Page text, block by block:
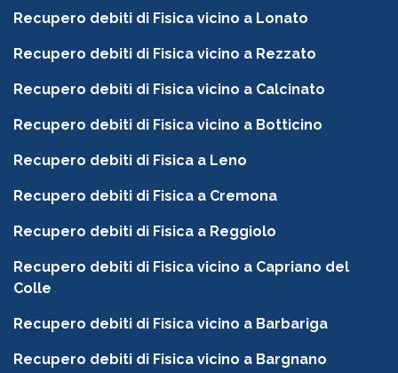
Recupero debiti di Fisica vicino a Lonato
Recupero debiti di Fisica vicino a Rezzato
Recupero debiti di Fisica vicino a Calcinato
Recupero debiti di Fisica vicino a Botticino
Recupero debiti di Fisica a Leno
Recupero debiti di Fisica a Cremona
Recupero debiti di Fisica a Reggiolo
Recupero debiti di Fisica vicino a Capriano del
Colle
Recupero debiti di Fisica vicino a Barbariga
Recupero debiti di Fisica vicino a Bargnano